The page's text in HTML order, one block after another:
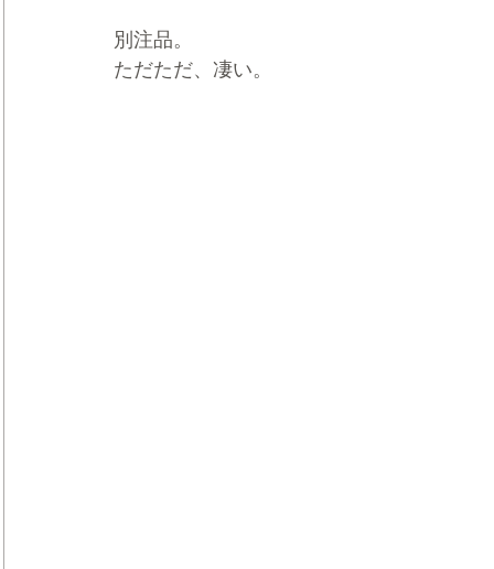
別注品。
ただただ、凄い。